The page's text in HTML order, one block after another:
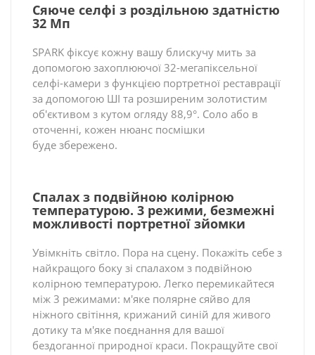
Сяюче селфі з роздільною здатністю
32 Мп
SPARK фіксує кожну вашу блискучу мить за
допомогою захоплюючої 32-мегапіксельної
селфі-камери з функцією портретної реставрації
за допомогою ШІ та розширеним золотистим
об'єктивом з кутом огляду 88,9°. Соло або в
оточенні, кожен нюанс посмішки
буде збережено.
Спалах з подвійною колірною
температурою. 3 режими, безмежні
можливості портретної зйомки
Увімкніть світло. Пора на сцену. Покажіть себе з
найкращого боку зі спалахом з подвійною
колірною температурою. Легко перемикайтеся
між 3 режимами: м'яке полярне сяйво для
ніжного світіння, крижаний синій для живого
дотику та м'яке поєднання для вашої
бездоганної природної краси. Покращуйте свої